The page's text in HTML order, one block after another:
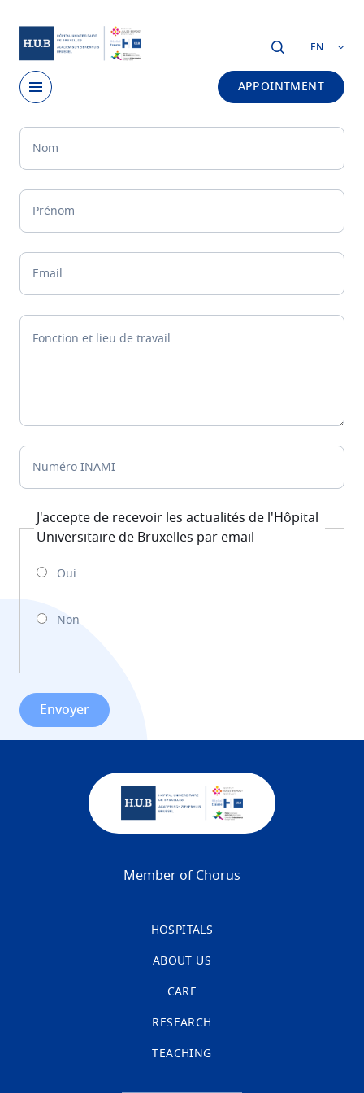
EN
APPOINTMENT
content
Nom
Prénom
Email
Fonction et lieu de travail
Numéro INAMI
J'accepte de recevoir les actualités de l'Hôpital
Universitaire de Bruxelles par email
Oui
Non
Member of Chorus
HOSPITALS
ABOUT US
CARE
RESEARCH
TEACHING